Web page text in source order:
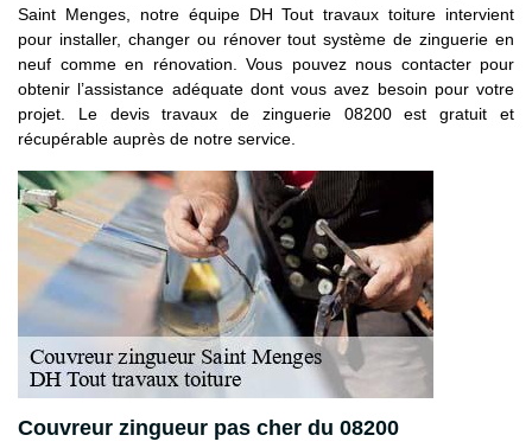
Saint Menges, notre équipe DH Tout travaux toiture intervient
pour installer, changer ou rénover tout système de zinguerie en
neuf comme en rénovation. Vous pouvez nous contacter pour
obtenir l’assistance adéquate dont vous avez besoin pour votre
projet. Le devis travaux de zinguerie 08200 est gratuit et
récupérable auprès de notre service.
Couvreur zingueur pas cher du 08200